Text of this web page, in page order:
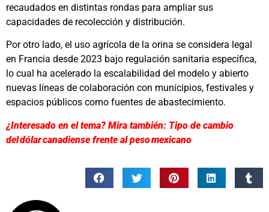
recaudados en distintas rondas para ampliar sus
capacidades de recolección y distribución.
Por otro lado, el uso agrícola de la orina se considera legal
en Francia desde 2023 bajo regulación sanitaria específica,
lo cual ha acelerado la escalabilidad del modelo y abierto
nuevas líneas de colaboración con municipios, festivales y
espacios públicos como fuentes de abastecimiento.
¿Interesado en el tema? Mira también: Tipo de cambio
del dólar canadiense frente al peso mexicano